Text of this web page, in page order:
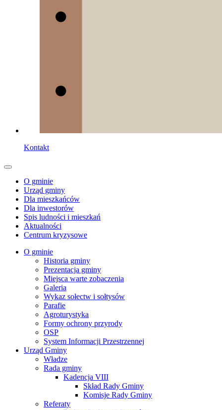
Kontakt
O gminie
Urząd gminy
Dla mieszkańców
Dla inwestorów
Spis ludności i mieszkań
Aktualności
Centrum kryzysowe
O gminie
Historia gminy
Prezentacja gminy
Miejsca warte zobaczenia
Galeria
Wykaz sołectw i sołtysów
Parafie
Agroturystyka
Formy ochrony przyrody
OSP
System Informacji Przestrzennej
Urząd Gminy
Władze
Rada gminy
Kadencja VIII
Skład Rady Gminy
Komisje Rady Gminy
Referaty